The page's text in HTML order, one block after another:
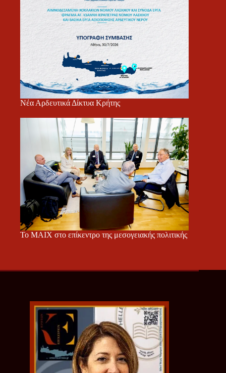
Νέα Αρδευτικά Δίκτυα Κρήτης
Το ΜΑΙΧ στο επίκεντρο της μεσογειακής πολιτικής